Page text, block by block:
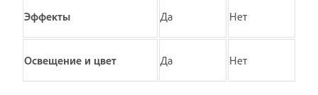
Эффекты Да Нет
Освещение и цвет Да Нет